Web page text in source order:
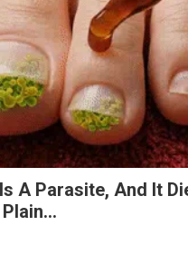
A Parasite, And It